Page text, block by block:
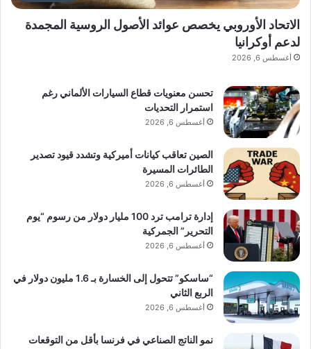
الاتحاد الأوروبي يخصص عوائد الأصول الروسية المجمدة
لدعم أوكرانيا
أغسطس 6, 2026
تحسن معنويات قطاع السيارات الألماني رغم
استمرار التحديات
أغسطس 6, 2026
الصين تعاقب كيانات أميركية وتشدد قيود تصدير
الطائرات المسيرة
أغسطس 6, 2026
إدارة ترامب ترد 100 مليار دولار من رسوم “يوم
التحرير” الجمركية
أغسطس 6, 2026
“ساسكو” تتحول إلى الخسارة بـ 1.6 مليون دولار في
الربع الثاني
أغسطس 6, 2026
نمو الناتج الصناعي في فرنسا بأقل من التوقعات